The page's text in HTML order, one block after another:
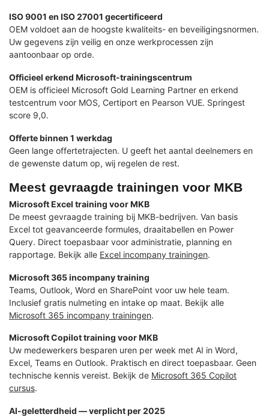
ISO 9001 en ISO 27001 gecertificeerd
OEM voldoet aan de hoogste kwaliteits- en beveiligingsnormen.
Uw gegevens zijn veilig en onze werkprocessen zijn
aantoonbaar op orde.
Officieel erkend Microsoft-trainingscentrum
OEM is officieel Microsoft Gold Learning Partner en erkend
testcentrum voor MOS, Certiport en Pearson VUE. Springest
score 9,0.
Offerte binnen 1 werkdag
Geen lange offertetrajecten. U geeft het aantal deelnemers en
de gewenste datum op, wij regelen de rest.
Meest gevraagde trainingen voor MKB
Microsoft Excel training voor MKB
De meest gevraagde training bij MKB-bedrijven. Van basis
Excel tot geavanceerde formules, draaitabellen en Power
Query. Direct toepasbaar voor administratie, planning en
rapportage. Bekijk alle Excel incompany trainingen.
Microsoft 365 incompany training
Teams, Outlook, Word en SharePoint voor uw hele team.
Inclusief gratis nulmeting en intake op maat. Bekijk alle
Microsoft 365 incompany trainingen.
Microsoft Copilot training voor MKB
Uw medewerkers besparen uren per week met AI in Word,
Excel, Teams en Outlook. Praktisch en direct toepasbaar. Geen
technische kennis vereist. Bekijk de Microsoft 365 Copilot
cursus.
AI-geletterdheid — verplicht per 2025